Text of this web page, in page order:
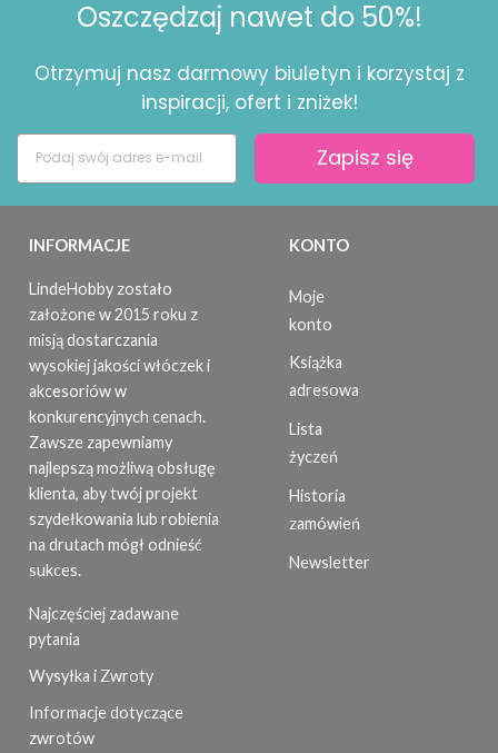
Oszczędzaj nawet do 50%!
Otrzymuj nasz darmowy biuletyn i korzystaj z
inspiracji, ofert i zniżek!
Zapisz się
INFORMACJE
LindeHobby zostało
założone w 2015 roku z
misją dostarczania
wysokiej jakości włóczek i
akcesoriów w
konkurencyjnych cenach.
Zawsze zapewniamy
najlepszą możliwą obsługę
klienta, aby twój projekt
szydełkowania lub robienia
na drutach mógł odnieść
sukces.
Najczęściej zadawane
pytania
Wysyłka i Zwroty
Informacje dotyczące
zwrotów
KONTO
Moje
konto
Książka
adresowa
Lista
życzeń
Historia
zamówień
Newsletter